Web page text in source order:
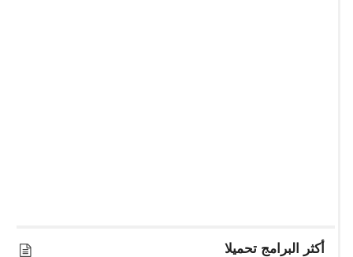
أكثر البرامج تحميلا